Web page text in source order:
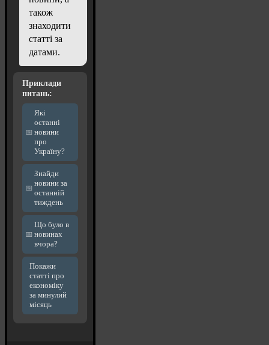
також
знаходити
статті за
датами.
Приклади
питань:
Які
останні
новини
про
Україну?
Знайди
новини за
останній
тиждень
Що було в
новинах
вчора?
Покажи
статті про
економіку
за минулий
місяць